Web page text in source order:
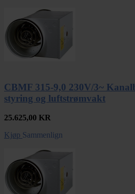
CBMF 315-9,0 230V/3~
styring og luftstrømvakt
25.625,00 KR
Kjøp Sammenlign